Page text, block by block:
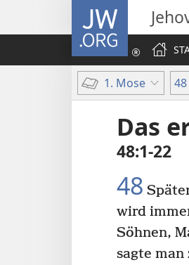
JW.ORG
1. Mose 48
Das
48:1-22
48
wird
Söhnen,
sagte man